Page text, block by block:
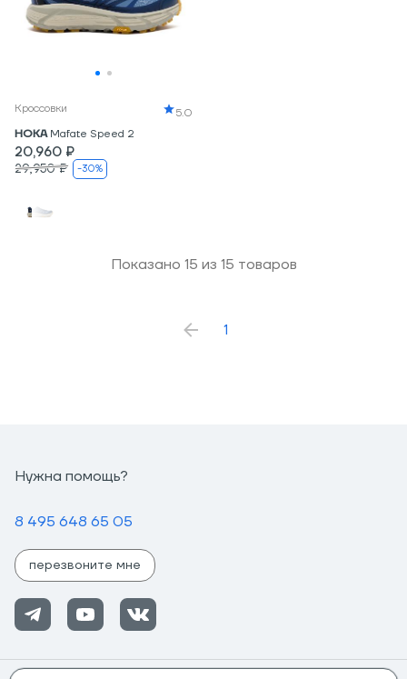
Кроссовки
5.0
HOKA Mafate Speed 2
20,960 ₽
29,950 ₽ -30%
Показано 15 из 15 товаров
1
Нужна помощь?
8 495 648 65 05
перезвоните мне